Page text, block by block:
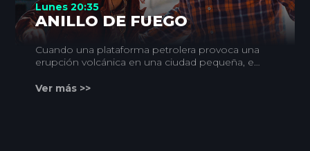
Lunes 20:35
ANILLO DE FUEGO
Cuando una plataforma petrolera provoca una
erupción volcánica en una ciudad pequeña, es
denominado Anillo de Fuego que se extiende
Ver más >>